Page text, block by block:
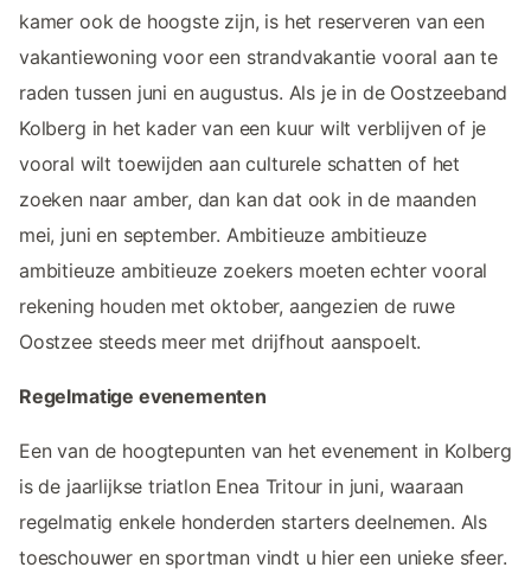
kamer ook de hoogste zijn, is het reserveren van een
vakantiewoning voor een strandvakantie vooral aan te
raden tussen juni en augustus. Als je in de Oostzeeband
Kolberg in het kader van een kuur wilt verblijven of je
vooral wilt toewijden aan culturele schatten of het
zoeken naar amber, dan kan dat ook in de maanden
mei, juni en september. Ambitieuze ambitieuze
ambitieuze ambitieuze zoekers moeten echter vooral
rekening houden met oktober, aangezien de ruwe
Oostzee steeds meer met drijfhout aanspoelt.
Regelmatige evenementen
Een van de hoogtepunten van het evenement in Kolberg
is de jaarlijkse triatlon Enea Tritour in juni, waaraan
regelmatig enkele honderden starters deelnemen. Als
toeschouwer en sportman vindt u hier een unieke sfeer.